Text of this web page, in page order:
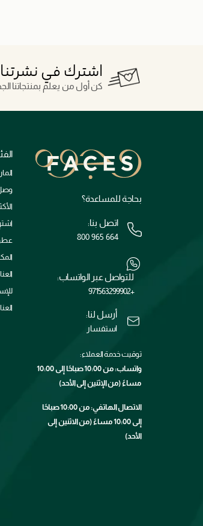
اشترك في نشرتنا
كن أول من يعلم بمنتجاتنا
بحاجة للمساعدة؟
اتصل بنا:
800 965 664
للتواصل عبر الواتساب:
+971563299902
أرسل لنا:
استفسار
توقيت خدمة العملاء:
واتساب: من 10:00 صباحًا إلى 10:00
مساءً (من الإثنين إلى الأحد)
الاتصال الهاتفي: من 10:00 صباحًا
إلى 10:00 مساءً (من الاثنين إلى
الأحد)